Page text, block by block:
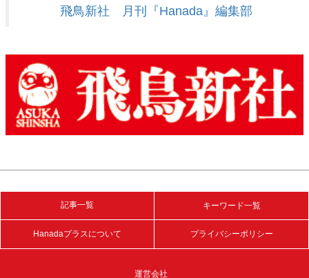
飛鳥新社 月刊『Hanada』編集部
記事一覧 キーワード一覧
Hanadaプラスについて プライバシーポリシー
運営会社